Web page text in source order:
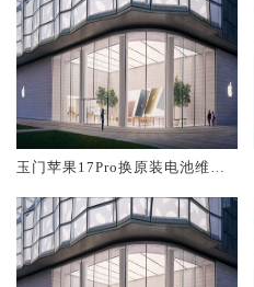
玉门苹果17Pro换原装电池维修